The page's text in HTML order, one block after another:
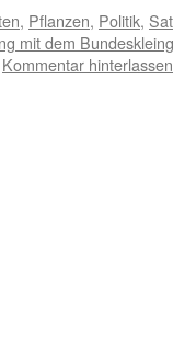
, Pflanzen, Politik,
mit dem
Kommentar hinterlassen